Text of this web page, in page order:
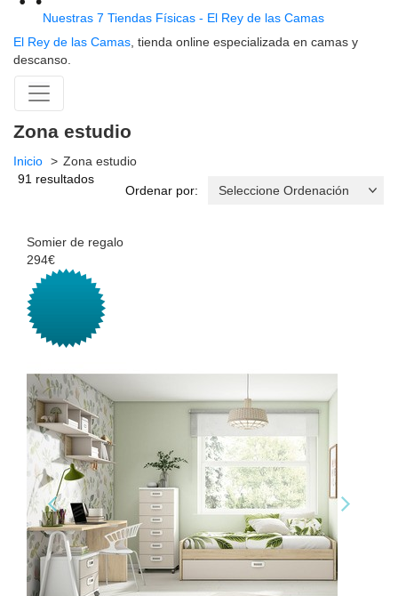
Nuestras 7 Tiendas Físicas - El Rey de las Camas
El Rey de las Camas , tienda online especializada en camas y
descanso.
Zona estudio
Inicio
Zona estudio
91 resultados
Ordenar por:
Somier de regalo
294€